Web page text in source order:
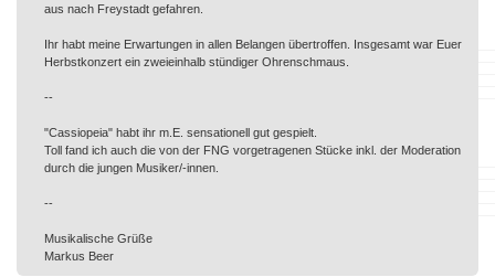
aus nach Freystadt gefahren.
Ihr habt meine Erwartungen in allen Belangen übertroffen. Insgesamt war Euer
Herbstkonzert ein zweieinhalb stündiger Ohrenschmaus.
--
"Cassiopeia" habt ihr m.E. sensationell gut gespielt.
Toll fand ich auch die von der FNG vorgetragenen Stücke inkl. der Moderation
durch die jungen Musiker/-innen.
--
Musikalische Grüße
Markus Beer